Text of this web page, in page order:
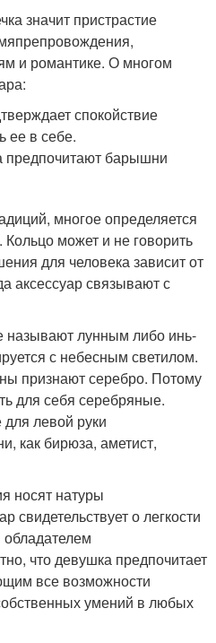
значит пристрастие
и романтике. О многом
спокойствие
ее в себе.
предпочитают барышни
многое определяется
может и не говорить
для человека зависит от
аксессуар связывают с
называют лунным либо инь-
с небесным светилом.
признают серебро. Потому
для себя серебряные.
левой руки
как бирюза, аметист,
носят натуры
свидетельствует о легкости
что девушка предпочитает
все возможности
умений в любых